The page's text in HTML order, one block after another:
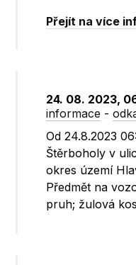
Přejít na více
24. 08. 2023,
informace -
Od 24.8.2023
Štěrboholy v
okres území
Předmět na
pruh; žulová